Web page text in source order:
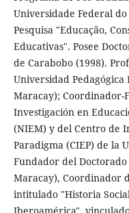
Universidade Federal
Pesquisa "Educação,
Educativas". Posee
de Carabobo (1998).
Universidad
Maracay); Coordinador-
Investigación en
(NIEM) y del Centro de
Paradigma (CIEP) de la
Fundador del
Maracay), Coordinador
intitulado "Historia